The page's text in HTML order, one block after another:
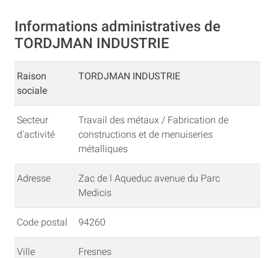
Informations administratives de
TORDJMAN INDUSTRIE
Raison
sociale
TORDJMAN INDUSTRIE
Secteur
d'activité
Travail des métaux / Fabrication de
constructions et de menuiseries
métalliques
Adresse
Zac de l Aqueduc avenue du Parc
Medicis
Code postal 94260
Ville Fresnes